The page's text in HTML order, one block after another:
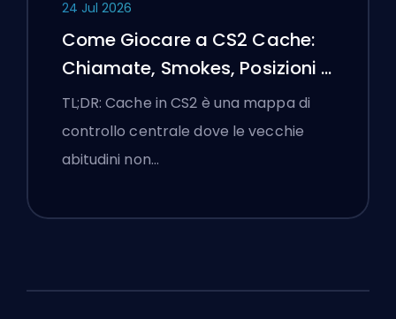
24 Jul 2026
Come Giocare a CS2 Cache:
Chiamate, Smokes, Posizioni e
Suggerimenti Premier
TL;DR: Cache in CS2 è una mappa di
controllo centrale dove le vecchie
abitudini non…